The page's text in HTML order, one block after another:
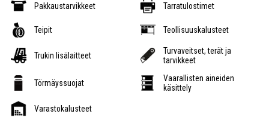
Pakkaustarvikkeet Tarratulostimet
Teipit Teollisuuskalusteet
Trukin lisälaitteet
Turvaveitset, terät ja
tarvikkeet
Törmäyssuojat
Vaarallisten aineiden
käsittely
Varastokalusteet